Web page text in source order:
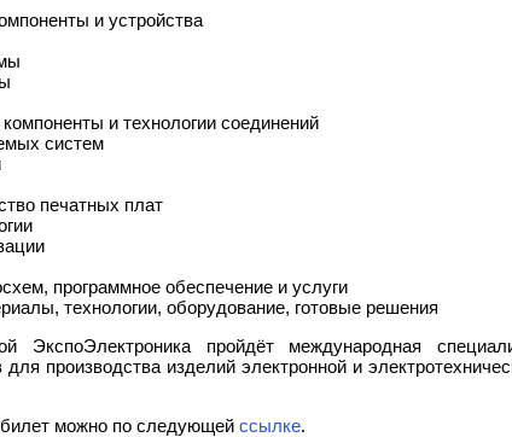
и устройства
и технологии соединений
систем
печатных плат
программное обеспечение и услуги
технологии, оборудование, готовые решения
ЭкспоЭлектроника пройдёт международная
производства изделий электронной и
можно по следующей ссылке.